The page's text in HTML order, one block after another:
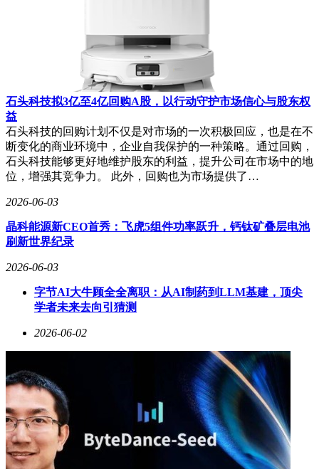
石头科技拟3亿至4亿回购A股，以行动守护市场信心与股东权
益
石头科技的回购计划不仅是对市场的一次积极回应，也是在不
断变化的商业环境中，企业自我保护的一种策略。通过回购，
石头科技能够更好地维护股东的利益，提升公司在市场中的地
位，增强其竞争力。 此外，回购也为市场提供了…
2026-06-03
晶科能源新CEO首秀：飞虎5组件功率跃升，钙钛矿叠层电池
刷新世界纪录
2026-06-03
字节AI大牛顾全全离职：从AI制药到LLM基建，顶尖
学者未来去向引猜测
2026-06-02